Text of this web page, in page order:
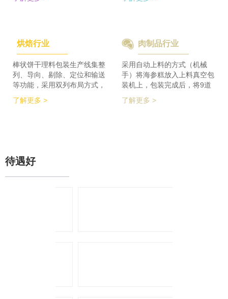
大降低。
协调运行，实现灵活更稳定。
检及码垛设备实现整线自动化
运行。 节省了80%人员数
量，降低了劳动者的劳动强
度，提高了工作效率
短了设备总长。枕包机单道输
积的要求，同时节省了一半的
占地空间，一条生产线实现了
整个生产的稳定供料，减少设
备的投入，大大降低了采购成
本。
烘焙行业
棒状饼干理料包装生产线集整
列、导向、剔除、定位和输送
等功能，采用双列布局方式，
在有限的场地内，提高了产品
包装的生产力，同时达到废料
了解更多 >
肉制品行业
采用自动上料的方式（机械
手）将海参糕放入上料真空包
装机上，包装完成后，将9道
带机，将1道产品分为2道，分
了解更多 >
待遇好